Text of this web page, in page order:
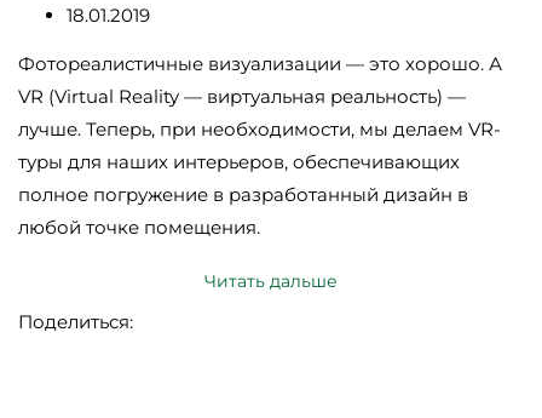
18.01.2019
Фотореалистичные визуализации — это хорошо. А
VR (Virtual Reality — виртуальная реальность) —
лучше. Теперь, при необходимости, мы делаем VR-
туры для наших интерьеров, обеспечивающих
полное погружение в разработанный дизайн в
любой точке помещения.
Читать дальше
Поделиться: